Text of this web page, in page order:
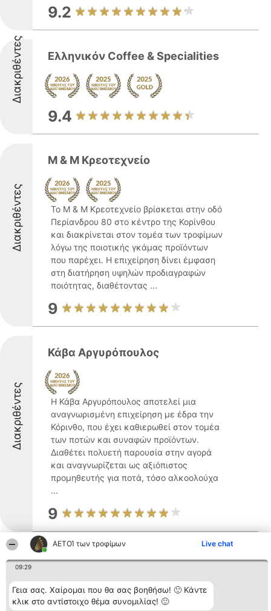
ΑΕΤΟΊ των τροφίμων Live chat
09:29
Γεια σας. Χαίρομαι που θα σας βοηθήσω! 🙂 Κάντε
κλικ στο αντίστοιχο θέμα συνομιλίας! 🙂
9.2
Διακριθέντες Ελληνικόν Coffee & Specialities
9.4
Διακριθέντες
Μ & Μ Κρεοτεχνείο
Το Μ & Μ Κρεοτεχνείο βρίσκεται στην οδό
Περίανδρου 80 στο κέντρο της Κορίνθου
και διακρίνεται στον τομέα των τροφίμων
λόγω της ποιοτικής γκάμας προϊόντων
που παρέχει. Η επιχείρηση δίνει έμφαση
στη διατήρηση υψηλών προδιαγραφών
ποιότητας, διαθέτοντας ...
9
Διακριθέντες
Κάβα Αργυρόπουλος
Η Κάβα Αργυρόπουλος αποτελεί μια
αναγνωρισμένη επιχείρηση με έδρα την
Κόρινθο, που έχει καθιερωθεί στον τομέα
των ποτών και συναφών προϊόντων.
Διαθέτει πολυετή παρουσία στην αγορά
και αναγνωρίζεται ως αξιόπιστος
προμηθευτής για ποτά, τόσο αλκοολούχα
...
9
ΦρουταρίαΚορίνθου fresh market
Η Φρουταρία Κορίνθου fresh market